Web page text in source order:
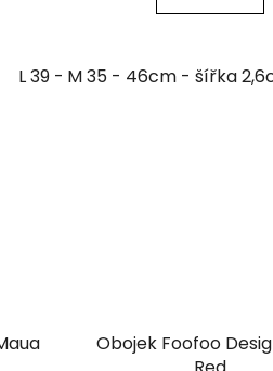
L 39 - 51cm - šířka 3,2cm
M 35 - 46cm - šířka
Obojek Foofoo